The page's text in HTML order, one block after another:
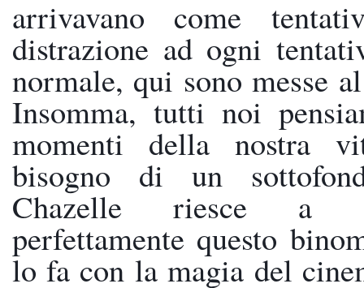
arrivavano come
distrazione ad ogni
normale, qui sono messe
Insomma, tutti noi
momenti della nostra
bisogno di un
Chazelle riesce a
perfettamente questo
lo fa con la magia del